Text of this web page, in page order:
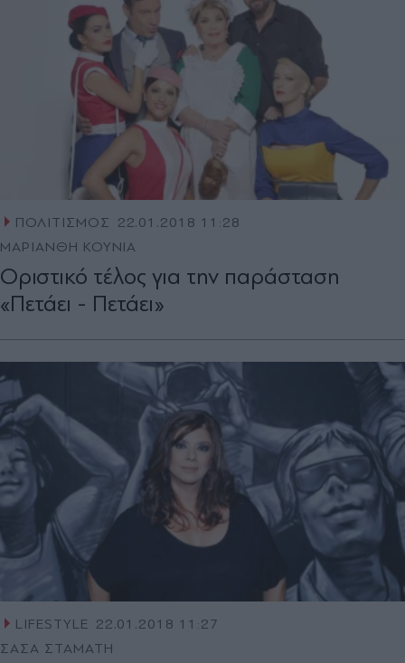
ΠΟΛΙΤΙΣΜΟΣ
22.01.2018 11:28
ΜΑΡΙΑΝΘΗ ΚΟΥΝΙΑ
Οριστικό τέλος για την παράσταση
«Πετάει - Πετάει»
LIFESTYLE 22.01.2018 11:27
ΣΑΣΑ ΣΤΑΜΑΤΗ